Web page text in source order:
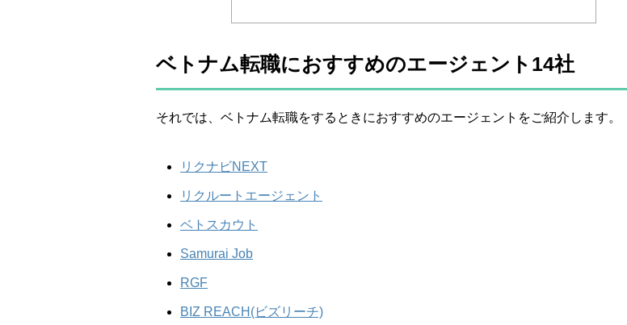
ベトナム転職におすすめのエージェント14社
それでは、ベトナム転職をするときにおすすめのエージェントをご紹介します。
リクナビNEXT
リクルートエージェント
ベトスカウト
Samurai Job
RGF
BIZ REACH(ビズリーチ)